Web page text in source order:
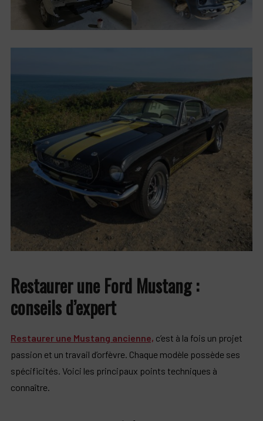
Restaurer une Ford Mustang :
conseils d’expert
Restaurer une Mustang ancienne, c’est à la fois un projet
passion et un travail d’orfèvre. Chaque modèle possède ses
spécificités. Voici les principaux points techniques à
connaître.